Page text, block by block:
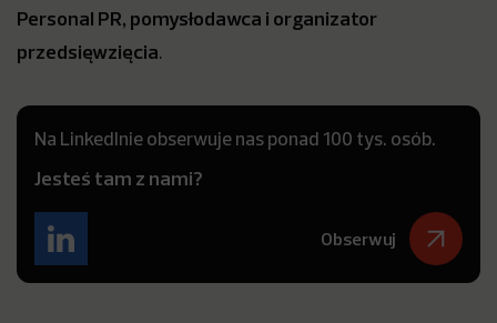
Personal PR, pomysłodawca i organizator
przedsięwzięcia.
Na LinkedInie obserwuje nas ponad 100 tys. osób.
Jesteś tam z nami?
Obserwuj